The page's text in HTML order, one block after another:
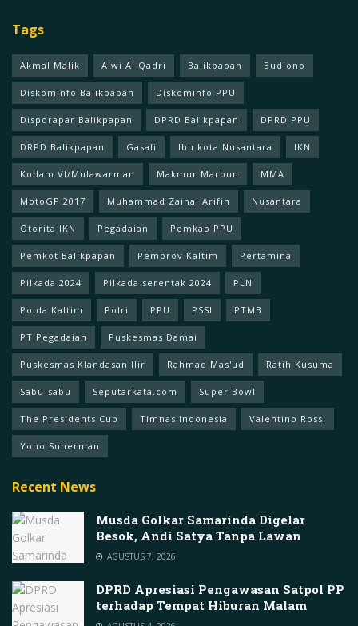
Tags
Akmal Malik Alwi Al Qadri Balikpapan Budiono
Diskominfo Balikpapan Diskominfo PPU
Disporapar Balikpapan DPRD Balikpapan DPRD PPU
DRPD Balikpapan Gasali Ibu kota Nusantara IKN
Kodam Vl/Mulawarman Makmur Marbun MMA
MotoGP 2017 Muhammad Zainal Arifin Nusantara
Otorita IKN Pegadaian Pemkab PPU
Pemkot Balikpapan Pemprov Kaltim Pertamina
Pilkada 2024 Pilkada serentak 2024 PLN
Polda Kaltim Polri PPU PSSI PTMB
PT Pegadaian Puskesmas Damai
Puskesmas Klandasan Ilir Rahmad Mas'ud Ratih Kusuma
Sabu-sabu Seputarkata.com Super Bowl
The Presidents Cup Timnas Indonesia Valentino Rossi
Yono Suherman
Recent News
Musda Golkar Samarinda Digelar
Besok, Andi Satya Tanpa Lawan
AGUSTUS 7, 2026
DPRD Apresiasi Pengawasan Satpol PP
terhadap Tempat Hiburan Malam